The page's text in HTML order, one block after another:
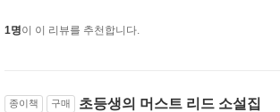
1명이 이 리뷰를 추천합니다.
종이책 구매 초등생의 머스트 리드 소설집